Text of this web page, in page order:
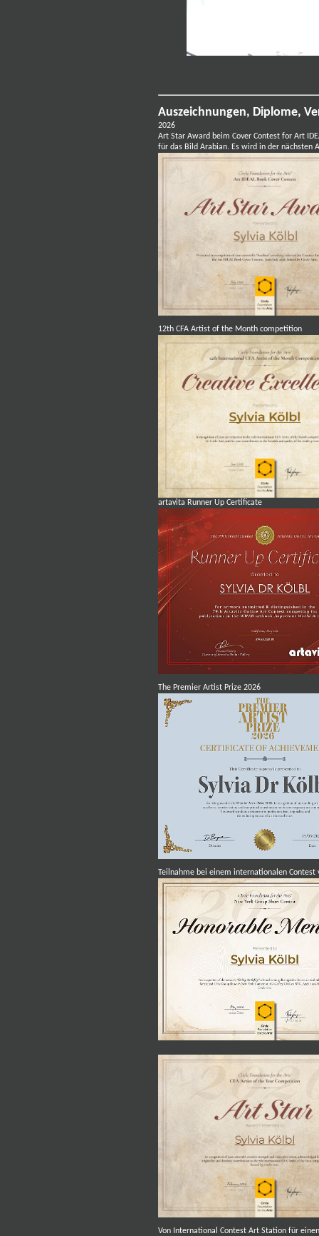
Auszeichnungen, Diplome,
2026
Art Star Award beim Cover Contest for Art
für das Bild Arabian. Es wird in der nächsten
12th CFA Artist of the Month competition
artavita Runner Up Certificate
The Premier Artist Prize 2026
Teilnahme bei einem internationalen
Von International Contest Art Station für